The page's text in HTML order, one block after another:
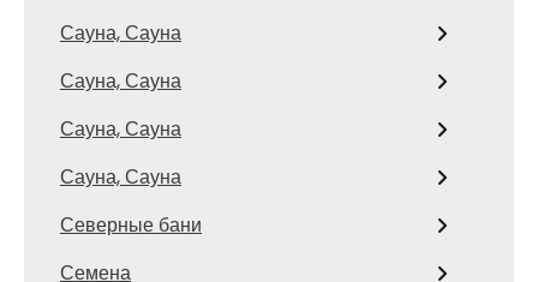
Сауна, Сауна
Сауна, Сауна
Сауна, Сауна
Сауна, Сауна
Северные бани
Семена